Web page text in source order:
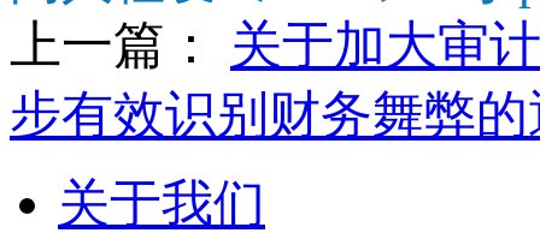
上一篇：
关于加大审
步有效识别财务舞弊
关于我们